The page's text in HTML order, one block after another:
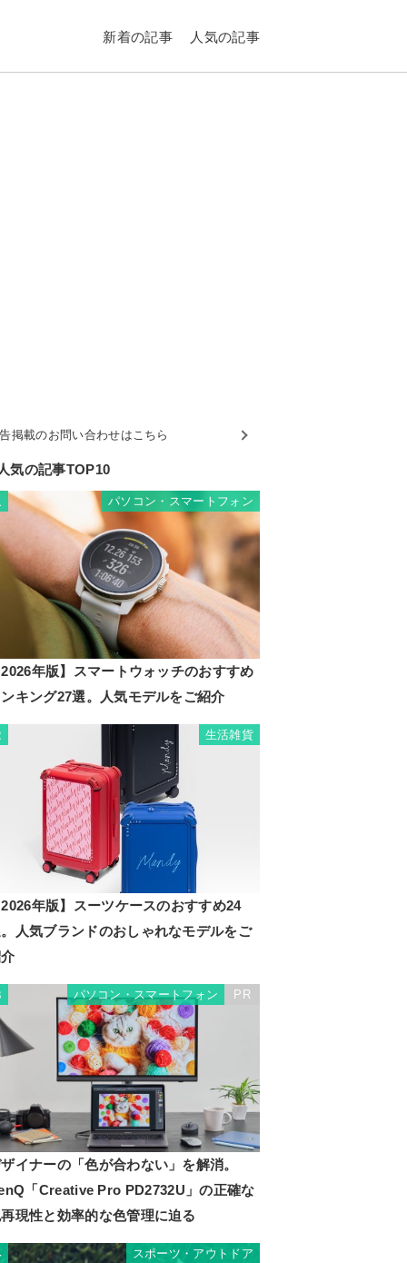
新着の記事 人気の記事
掲載のお問い合わせはこちら
気の記事TOP10
パソコン・スマートフォン
年版】スマートウォッチのおすすめ
キング27選。人気モデルをご紹介
生活雑貨
年版】スーツケースのおすすめ24
人気ブランドのおしゃれなモデルをご
パソコン・スマートフォン PR
イナーの「色が合わない」を解消。
「Creative Pro PD2732U」の正確な
現性と効率的な色管理に迫る
スポーツ・アウトドア